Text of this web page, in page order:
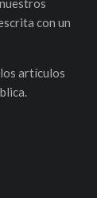
con un
artículos